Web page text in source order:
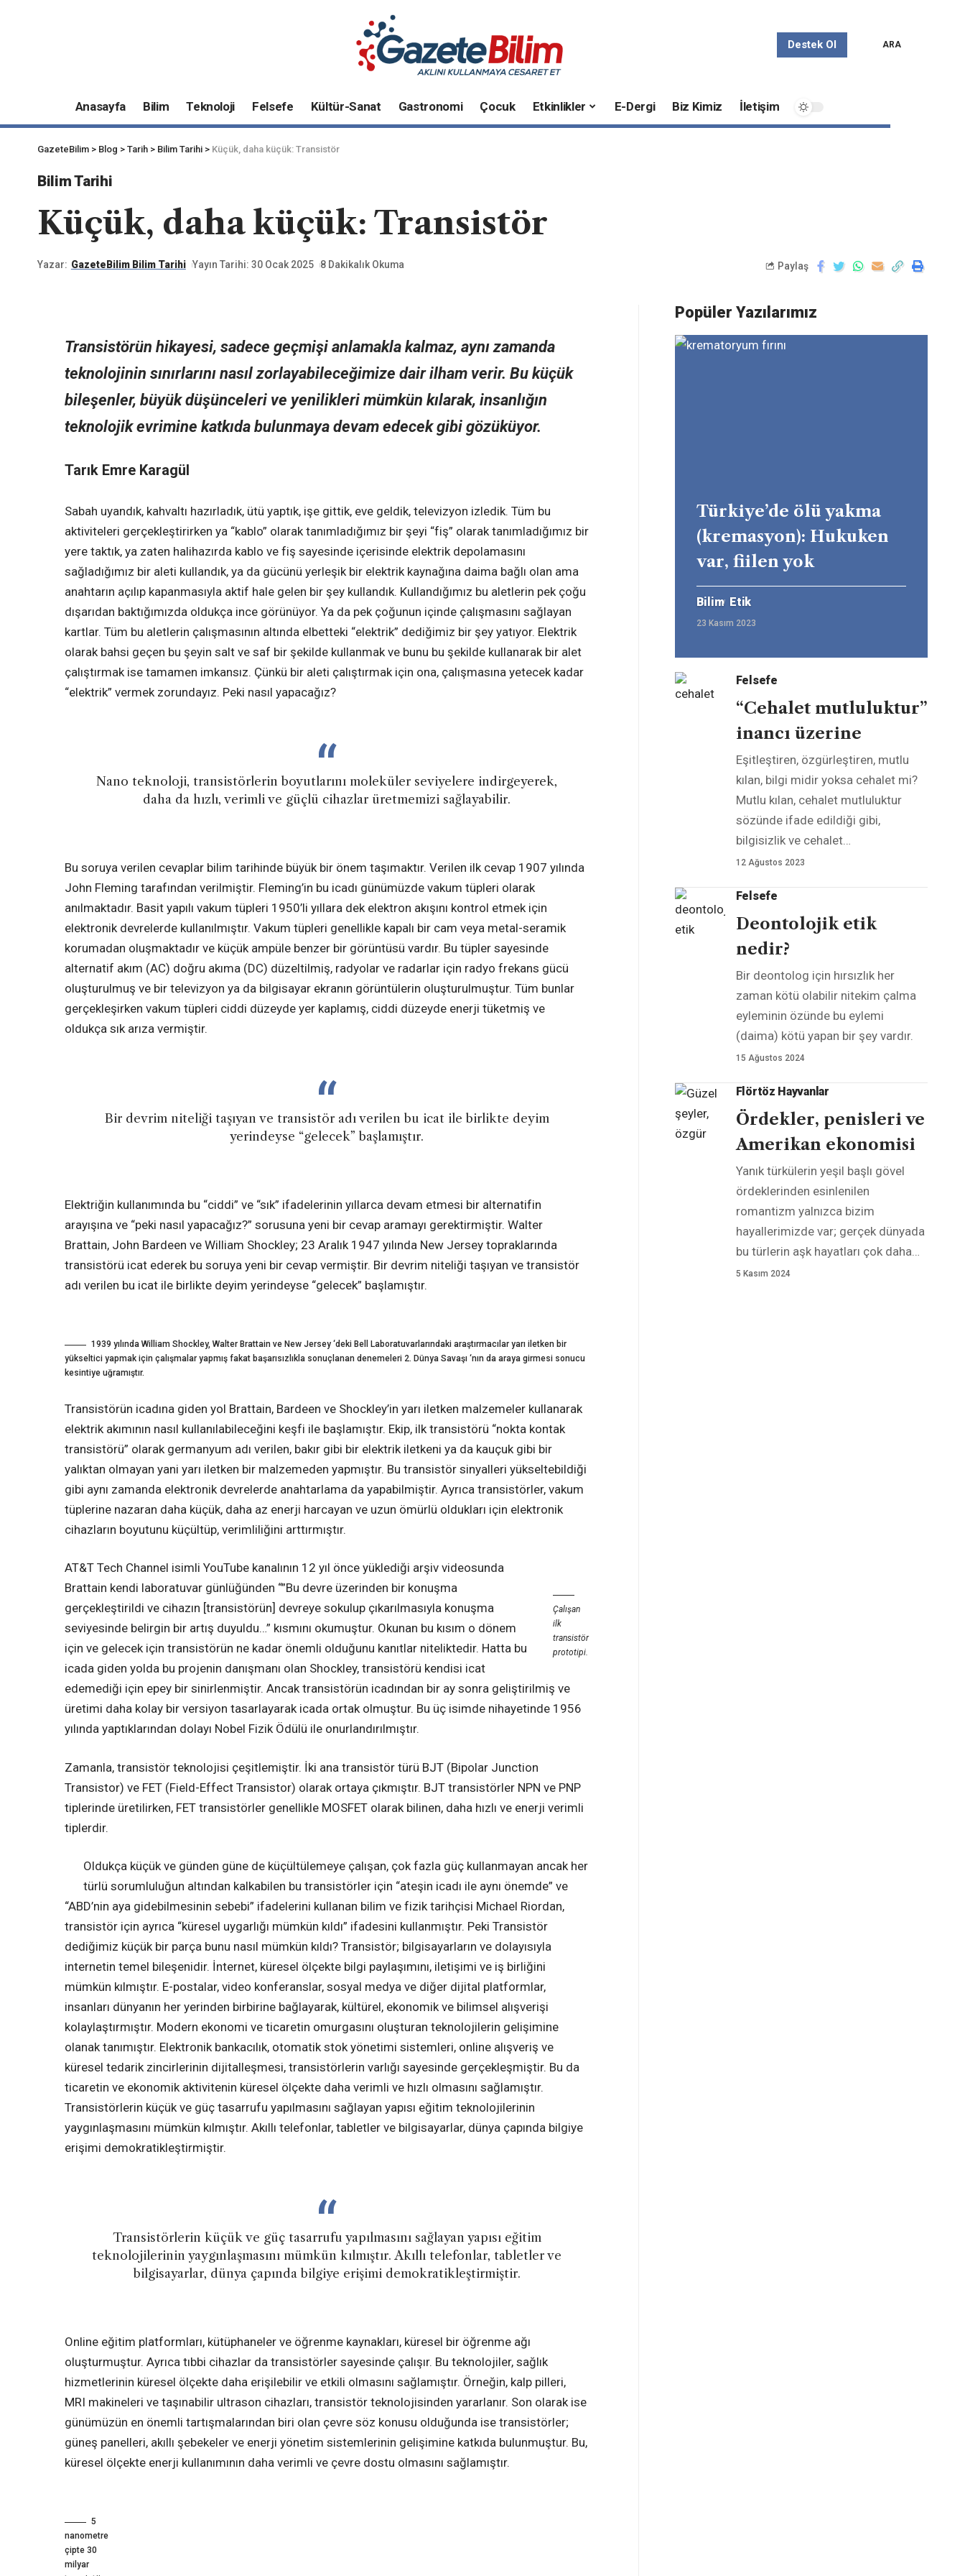
Destek Ol ARA
Anasayfa Bilim Teknoloji Felsefe Kültür-Sanat Gastronomi Çocuk Etkinlikler E-Dergi Biz Kimiz İletişim
GazeteBilim > Blog > Tarih > Bilim Tarihi > Küçük, daha küçük: Transistör
Bilim Tarihi
Küçük, daha küçük: Transistör
Yazar: GazeteBilim Bilim Tarihi Yayın Tarihi: 30 Ocak 2025 8 Dakikalık Okuma Paylaş
Transistörün hikayesi, sadece geçmişi anlamakla kalmaz, aynı zamanda
teknolojinin sınırlarını nasıl zorlayabileceğimize dair ilham verir. Bu küçük
bileşenler, büyük düşünceleri ve yenilikleri mümkün kılarak, insanlığın
teknolojik evrimine katkıda bulunmaya devam edecek gibi gözüküyor.
Tarık Emre Karagül
Sabah uyandık, kahvaltı hazırladık, ütü yaptık, işe gittik, eve geldik, televizyon izledik. Tüm bu
aktiviteleri gerçekleştirirken ya “kablo” olarak tanımladığımız bir şeyi “fiş” olarak tanımladığımız bir
yere taktık, ya zaten halihazırda kablo ve fiş sayesinde içerisinde elektrik depolamasını
sağladığımız bir aleti kullandık, ya da gücünü yerleşik bir elektrik kaynağına daima bağlı olan ama
anahtarın açılıp kapanmasıyla aktif hale gelen bir şey kullandık. Kullandığımız bu aletlerin pek çoğu
dışarıdan baktığımızda oldukça ince görünüyor. Ya da pek çoğunun içinde çalışmasını sağlayan
kartlar. Tüm bu aletlerin çalışmasının altında elbetteki “elektrik” dediğimiz bir şey yatıyor. Elektrik
olarak bahsi geçen bu şeyin salt ve saf bir şekilde kullanmak ve bunu bu şekilde kullanarak bir alet
çalıştırmak ise tamamen imkansız. Çünkü bir aleti çalıştırmak için ona, çalışmasına yetecek kadar
“elektrik” vermek zorundayız. Peki nasıl yapacağız?
Nano teknoloji, transistörlerin boyutlarını moleküler seviyelere indirgeyerek,
daha da hızlı, verimli ve güçlü cihazlar üretmemizi sağlayabilir.
Bu soruya verilen cevaplar bilim tarihinde büyük bir önem taşımaktır. Verilen ilk cevap 1907 yılında
John Fleming tarafından verilmiştir. Fleming’in bu icadı günümüzde vakum tüpleri olarak
anılmaktadır. Basit yapılı vakum tüpleri 1950’li yıllara dek elektron akışını kontrol etmek için
elektronik devrelerde kullanılmıştır. Vakum tüpleri genellikle kapalı bir cam veya metal-seramik
korumadan oluşmaktadır ve küçük ampüle benzer bir görüntüsü vardır. Bu tüpler sayesinde
alternatif akım (AC) doğru akıma (DC) düzeltilmiş, radyolar ve radarlar için radyo frekans gücü
oluşturulmuş ve bir televizyon ya da bilgisayar ekranın görüntülerin oluşturulmuştur. Tüm bunlar
gerçekleşirken vakum tüpleri ciddi düzeyde yer kaplamış, ciddi düzeyde enerji tüketmiş ve
oldukça sık arıza vermiştir.
Bir devrim niteliği taşıyan ve transistör adı verilen bu icat ile birlikte deyim
yerindeyse “gelecek” başlamıştır.
Elektriğin kullanımında bu “ciddi” ve “sık” ifadelerinin yıllarca devam etmesi bir alternatifin
arayışına ve “peki nasıl yapacağız?” sorusuna yeni bir cevap aramayı gerektirmiştir. Walter
Brattain, John Bardeen ve William Shockley; 23 Aralık 1947 yılında New Jersey topraklarında
transistörü icat ederek bu soruya yeni bir cevap vermiştir. Bir devrim niteliği taşıyan ve transistör
adı verilen bu icat ile birlikte deyim yerindeyse “gelecek” başlamıştır.
1939 yılında William Shockley, Walter Brattain ve New Jersey ‘deki Bell Laboratuvarlarındaki araştırmacılar yarı iletken bir
yükseltici yapmak için çalışmalar yapmış fakat başarısızlıkla sonuçlanan denemeleri 2. Dünya Savaşı ‘nın da araya girmesi sonucu
kesintiye uğramıştır.
Transistörün icadına giden yol Brattain, Bardeen ve Shockley’in yarı iletken malzemeler kullanarak
elektrik akımının nasıl kullanılabileceğini keşfi ile başlamıştır. Ekip, ilk transistörü “nokta kontak
transistörü” olarak germanyum adı verilen, bakır gibi bir elektrik iletkeni ya da kauçuk gibi bir
yalıktan olmayan yani yarı iletken bir malzemeden yapmıştır. Bu transistör sinyalleri yükseltebildiği
gibi aynı zamanda elektronik devrelerde anahtarlama da yapabilmiştir. Ayrıca transistörler, vakum
tüplerine nazaran daha küçük, daha az enerji harcayan ve uzun ömürlü oldukları için elektronik
cihazların boyutunu küçültüp, verimliliğini arttırmıştır.
Çalışan
ilk
transistör
prototipi.
AT&T Tech Channel isimli YouTube kanalının 12 yıl önce yüklediği arşiv videosunda
Brattain kendi laboratuvar günlüğünden “”Bu devre üzerinden bir konuşma
gerçekleştirildi ve cihazın [transistörün] devreye sokulup çıkarılmasıyla konuşma
seviyesinde belirgin bir artış duyuldu…” kısmını okumuştur. Okunan bu kısım o dönem
için ve gelecek için transistörün ne kadar önemli olduğunu kanıtlar niteliktedir. Hatta bu
icada giden yolda bu projenin danışmanı olan Shockley, transistörü kendisi icat
edemediği için epey bir sinirlenmiştir. Ancak transistörün icadından bir ay sonra geliştirilmiş ve
üretimi daha kolay bir versiyon tasarlayarak icada ortak olmuştur. Bu üç isimde nihayetinde 1956
yılında yaptıklarından dolayı Nobel Fizik Ödülü ile onurlandırılmıştır.
Zamanla, transistör teknolojisi çeşitlemiştir. İki ana transistör türü BJT (Bipolar Junction
Transistor) ve FET (Field-Effect Transistor) olarak ortaya çıkmıştır. BJT transistörler NPN ve PNP
tiplerinde üretilirken, FET transistörler genellikle MOSFET olarak bilinen, daha hızlı ve enerji verimli
tiplerdir.
Oldukça küçük ve günden güne de küçültülemeye çalışan, çok fazla güç kullanmayan ancak her
türlü sorumluluğun altından kalkabilen bu transistörler için “ateşin icadı ile aynı önemde” ve
“ABD’nin aya gidebilmesinin sebebi” ifadelerini kullanan bilim ve fizik tarihçisi Michael Riordan,
transistör için ayrıca “küresel uygarlığı mümkün kıldı” ifadesini kullanmıştır. Peki Transistör
dediğimiz küçük bir parça bunu nasıl mümkün kıldı? Transistör; bilgisayarların ve dolayısıyla
internetin temel bileşenidir. İnternet, küresel ölçekte bilgi paylaşımını, iletişimi ve iş birliğini
mümkün kılmıştır. E-postalar, video konferanslar, sosyal medya ve diğer dijital platformlar,
insanları dünyanın her yerinden birbirine bağlayarak, kültürel, ekonomik ve bilimsel alışverişi
kolaylaştırmıştır. Modern ekonomi ve ticaretin omurgasını oluşturan teknolojilerin gelişimine
olanak tanımıştır. Elektronik bankacılık, otomatik stok yönetimi sistemleri, online alışveriş ve
küresel tedarik zincirlerinin dijitalleşmesi, transistörlerin varlığı sayesinde gerçekleşmiştir. Bu da
ticaretin ve ekonomik aktivitenin küresel ölçekte daha verimli ve hızlı olmasını sağlamıştır.
Transistörlerin küçük ve güç tasarrufu yapılmasını sağlayan yapısı eğitim teknolojilerinin
yaygınlaşmasını mümkün kılmıştır. Akıllı telefonlar, tabletler ve bilgisayarlar, dünya çapında bilgiye
erişimi demokratikleştirmiştir.
Transistörlerin küçük ve güç tasarrufu yapılmasını sağlayan yapısı eğitim
teknolojilerinin yaygınlaşmasını mümkün kılmıştır. Akıllı telefonlar, tabletler ve
bilgisayarlar, dünya çapında bilgiye erişimi demokratikleştirmiştir.
Online eğitim platformları, kütüphaneler ve öğrenme kaynakları, küresel bir öğrenme ağı
oluşturmuştur. Ayrıca tıbbi cihazlar da transistörler sayesinde çalışır. Bu teknolojiler, sağlık
hizmetlerinin küresel ölçekte daha erişilebilir ve etkili olmasını sağlamıştır. Örneğin, kalp pilleri,
MRI makineleri ve taşınabilir ultrason cihazları, transistör teknolojisinden yararlanır. Son olarak ise
günümüzün en önemli tartışmalarından biri olan çevre söz konusu olduğunda ise transistörler;
güneş panelleri, akıllı şebekeler ve enerji yönetim sistemlerinin gelişimine katkıda bulunmuştur. Bu,
küresel ölçekte enerji kullanımının daha verimli ve çevre dostu olmasını sağlamıştır.
5
nanometre
çipte 30
milyar
Popüler Yazılarımız
Türkiye’de ölü yakma
(kremasyon): Hukuken
var, fiilen yok
Bilim Etik
23 Kasım 2023
Felsefe
“Cehalet mutluluktur”
inancı üzerine
Eşitleştiren, özgürleştiren, mutlu
kılan, bilgi midir yoksa cehalet mi?
Mutlu kılan, cehalet mutluluktur
sözünde ifade edildiği gibi,
bilgisizlik ve cehalet…
12 Ağustos 2023
Felsefe
Deontolojik etik
nedir?
Bir deontolog için hırsızlık her
zaman kötü olabilir nitekim çalma
eyleminin özünde bu eylemi
(daima) kötü yapan bir şey vardır.
15 Ağustos 2024
Flörtöz Hayvanlar
Ördekler, penisleri ve
Amerikan ekonomisi
Yanık türkülerin yeşil başlı gövel
ördeklerinden esinlenilen
romantizm yalnızca bizim
hayallerimizde var; gerçek dünyada
bu türlerin aşk hayatları çok daha…
5 Kasım 2024